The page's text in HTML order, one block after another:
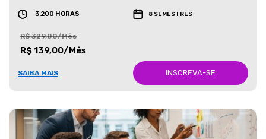
3.200 HORAS 8 SEMESTRES
R$ 329,00/Mês
R$ 139,00/Mês
SAIBA MAIS INSCREVA-SE